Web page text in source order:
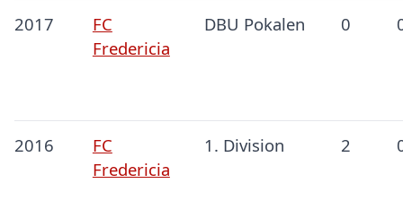
2017
FC
Fredericia
DBU Pokalen 0
2016
FC
Fredericia
1. Division 2